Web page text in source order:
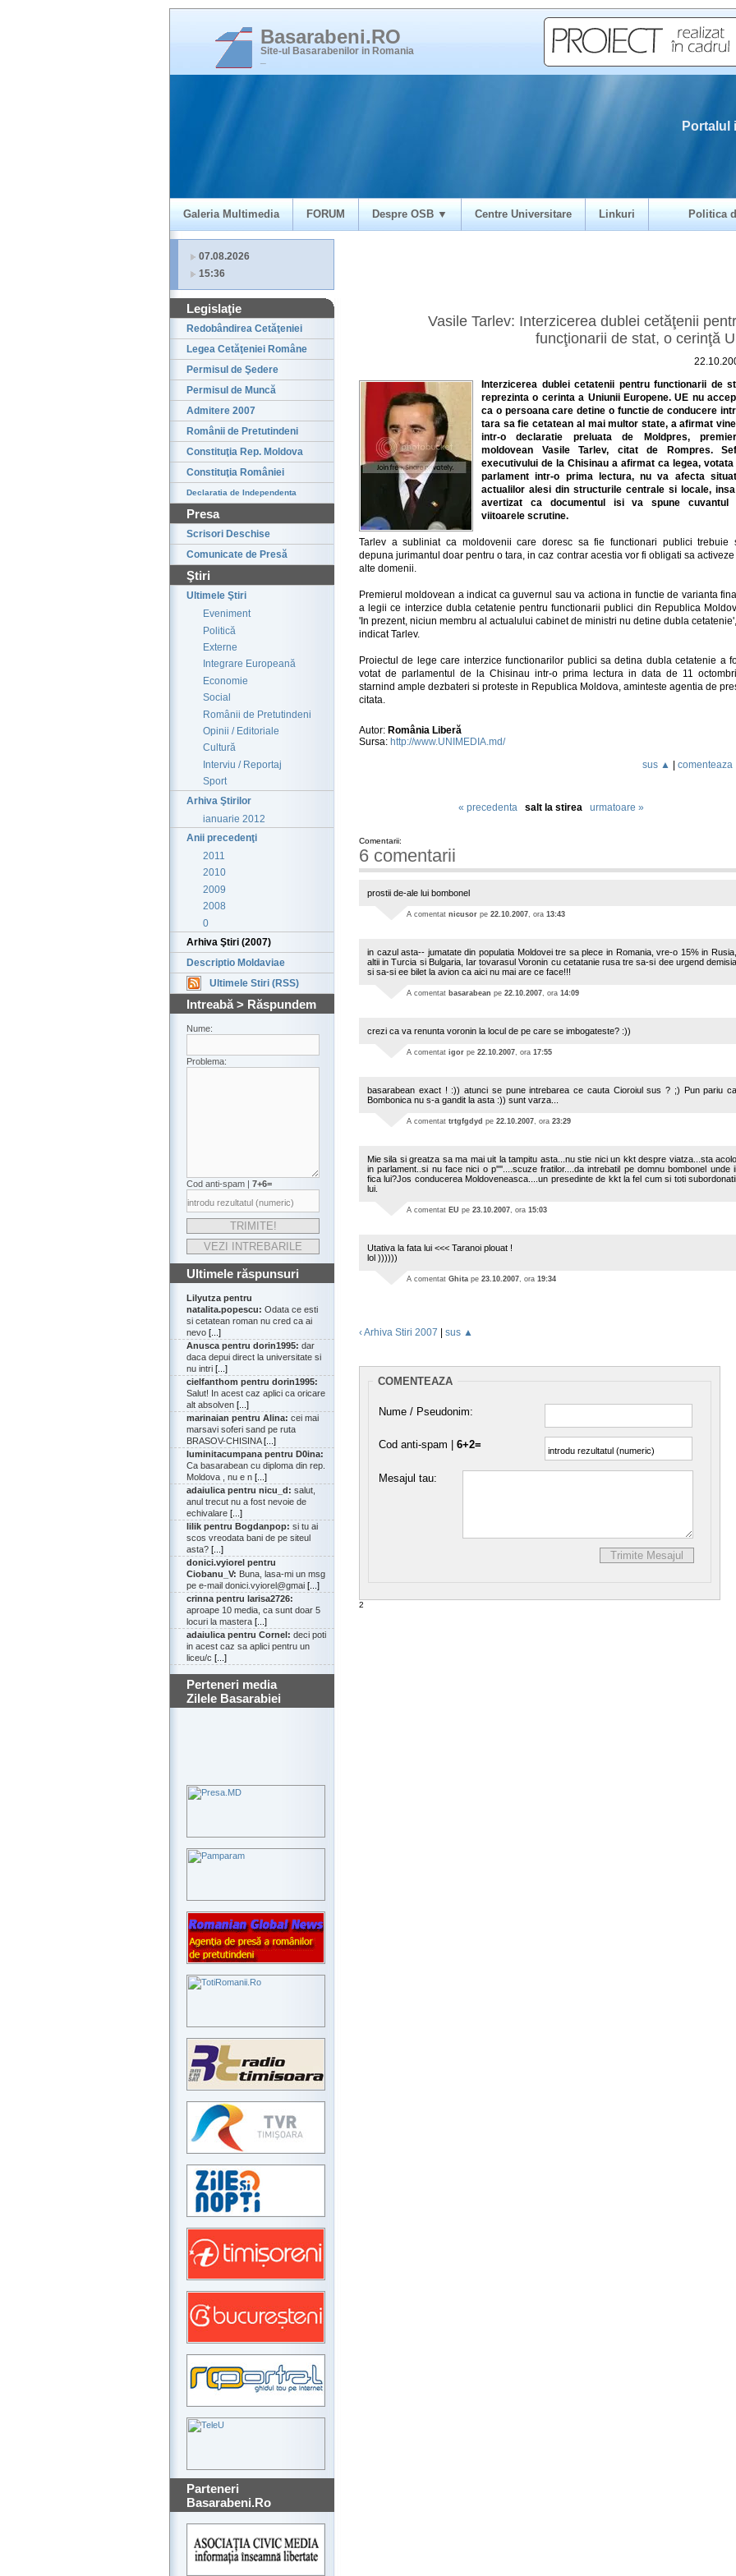
Basarabeni.RO
Site-ul Basarabenilor in Romania
Portalul
Galeria Multimedia FORUM Despre OSB ▼ Centre Universitare Linkuri Politica
07.08.2026
15:36
Legislaţie
Redobândirea Cetăţeniei
Legea Cetăţeniei Române
Permisul de Şedere
Permisul de Muncă
Admitere 2007
Românii de Pretutindeni
Constituţia Rep. Moldova
Constituţia României
Declaratia de Independenta
Presa
Scrisori Deschise
Comunicate de Presă
Ştiri
Ultimele Ştiri
Eveniment
Politică
Externe
Integrare Europeană
Economie
Social
Românii de Pretutindeni
Opinii / Editoriale
Cultură
Interviu / Reportaj
Sport
Arhiva Ştirilor
ianuarie 2012
Anii precedenţi
2011
2010
2009
2008
0
Arhiva Ştiri (2007)
Descriptio Moldaviae
Ultimele Stiri (RSS)
Intreabă > Răspundem
Nume:
Problema:
Cod anti-spam | 7+6=
Ultimele răspunsuri
Lilyutza pentru
natalita.popescu: Odata ce esti
si cetatean roman nu cred ca ai
nevo [...]
Anusca pentru dorin1995: dar
daca depui direct la universitate si
nu intri [...]
cielfanthom pentru dorin1995:
Salut! In acest caz aplici ca oricare
alt absolven [...]
marinaian pentru Alina: cei mai
marsavi soferi sand pe ruta
BRASOV-CHISINA[...]
luminitacumpana pentru D0ina:
Ca basarabean cu diploma din rep.
Moldova , nu e n [...]
adaiulica pentru nicu_d: salut,
anul trecut nu a fost nevoie de
echivalare [...]
lilik pentru Bogdanpop: si tu ai
scos vreodata bani de pe siteul
asta? [...]
donici.vyiorel pentru
Ciobanu_V: Buna, lasa-mi un msg
pe e-mail donici.vyiorel@gmai [...]
crinna pentru larisa2726:
aproape 10 media, ca sunt doar 5
locuri la mastera [...]
adaiulica pentru Cornel: deci poti
in acest caz sa aplici pentru un
liceu/c [...]
Perteneri media
Zilele Basarabiei
Parteneri
Basarabeni.Ro
Vasile Tarlev: Interzicerea dublei cetăţenii
funcţionarii de stat, o cerinţă
Interzicerea dublei cetatenii pentru functionarii de
reprezinta o cerinta a Uniunii Europene. UE nu
ca o persoana care detine o functie de conducere
tara sa fie cetatean al mai multor state, a afirmat
intr-o declaratie preluata de Moldpres,
moldovean Vasile Tarlev, citat de Rompres.
executivului de la Chisinau a afirmat ca legea, votata
parlament intr-o prima lectura, nu va afecta
actualilor alesi din structurile centrale si locale,
avertizat ca documentul isi va spune cuvantul
viitoarele scrutine.
Tarlev a subliniat ca moldovenii care doresc sa fie functionari publici trebuie
depuna jurimantul doar pentru o tara, in caz contrar acestia vor fi obligati sa activeze
alte domenii.
Premierul moldovean a indicat ca guvernul sau va actiona in functie de varianta
a legii ce interzice dubla cetatenie pentru functionarii publici din Republica
'In prezent, niciun membru al actualului cabinet de ministri nu detine dubla
indicat Tarlev.
Proiectul de lege care interzice functionarilor publici sa detina dubla cetatenie a
votat de parlamentul de la Chisinau intr-o prima lectura in data de 11
starnind ample dezbateri si proteste in Republica Moldova, aminteste agentia de
citata.
Autor: România Liberă
Sursa: http://www.UNIMEDIA.md/
sus ▲
« precedenta salt la stirea urmatoare »
Comentarii:
6 comentarii
prostii de-ale lui bombonel
A comentat nicusor pe 22.10.2007, ora 13:43
in cazul asta-- jumatate din populatia Moldovei tre sa plece in Romania, vre-o 15% in Rusia,
altii in Turcia si Bulgaria, Iar tovarasul Voronin cu cetatanie rusa tre sa-si dee urgend demisia
si sa-si ee bilet la avion ca aici nu mai are ce face!!!
A comentat basarabean pe 22.10.2007, ora 14:09
crezi ca va renunta voronin la locul de pe care se imbogateste? :))
A comentat igor pe 22.10.2007, ora 17:55
basarabean exact ! :)) atunci se pune intrebarea ce cauta Cioroiul sus ? ;) Pun pariu ca
Bombonica nu s-a gandit la asta :)) sunt varza...
A comentat trtgfgdyd pe 22.10.2007, ora 23:29
Mie sila si greatza sa ma mai uit la tampitu asta...nu stie nici un kkt despre viatza...sta acolo
in parlament..si nu face nici o p''''....scuze fratilor....da intrebatil pe domnu bombonel unde ii
fica lui?Jos conducerea Moldoveneasca....un presedinte de kkt la fel cum si toti subordonatii
lui.
A comentat EU pe 23.10.2007, ora 15:03
Utativa la fata lui <<< Taranoi plouat !
lol ))))))
A comentat Ghita pe 23.10.2007, ora 19:34
‹ Arhiva Stiri 2007 sus ▲
COMENTEAZA
Nume / Pseudonim:
Cod anti-spam | 6+2=
Mesajul tau:
2